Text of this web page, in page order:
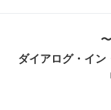
ダイアログ・イン